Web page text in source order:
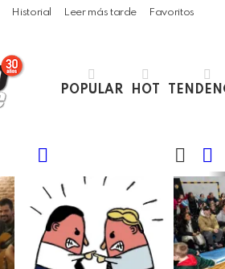
Historial Leer más tarde Favoritos
POPULAR HOT
SKIN